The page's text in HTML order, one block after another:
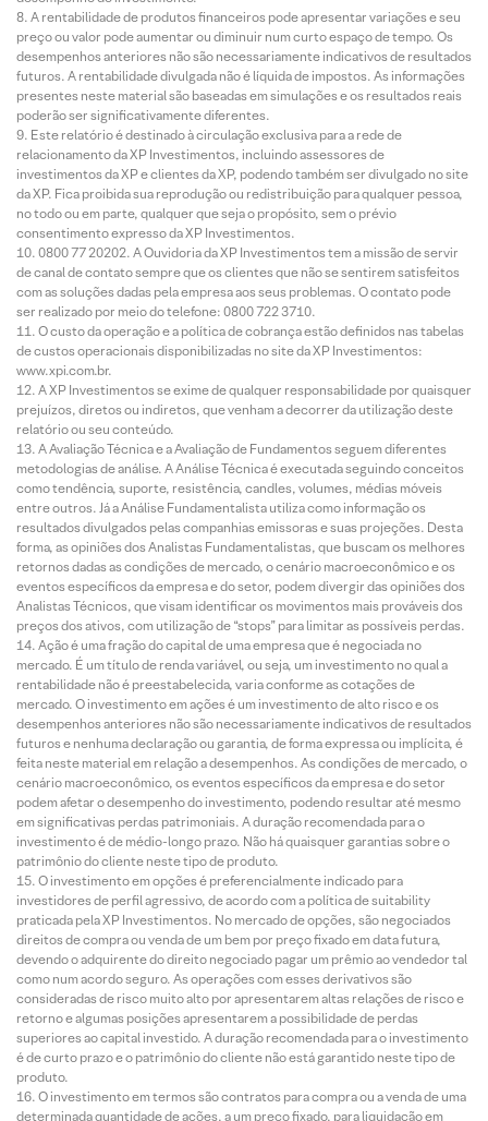
A rentabilidade de produtos financeiros pode apresentar variações e seu
preço ou valor pode aumentar ou diminuir num curto espaço de tempo. Os
desempenhos anteriores não são necessariamente indicativos de resultados
futuros. A rentabilidade divulgada não é líquida de impostos. As informações
presentes neste material são baseadas em simulações e os resultados reais
poderão ser significativamente diferentes.
Este relatório é destinado à circulação exclusiva para a rede de
relacionamento da XP Investimentos, incluindo assessores de
investimentos da XP e clientes da XP, podendo também ser divulgado no site
da XP. Fica proibida sua reprodução ou redistribuição para qualquer pessoa,
no todo ou em parte, qualquer que seja o propósito, sem o prévio
consentimento expresso da XP Investimentos.
0800 77 20202. A Ouvidoria da XP Investimentos tem a missão de servir
de canal de contato sempre que os clientes que não se sentirem satisfeitos
com as soluções dadas pela empresa aos seus problemas. O contato pode
ser realizado por meio do telefone: 0800 722 3710.
O custo da operação e a política de cobrança estão definidos nas tabelas
de custos operacionais disponibilizadas no site da XP Investimentos:
www.xpi.com.br.
A XP Investimentos se exime de qualquer responsabilidade por quaisquer
prejuízos, diretos ou indiretos, que venham a decorrer da utilização deste
relatório ou seu conteúdo.
A Avaliação Técnica e a Avaliação de Fundamentos seguem diferentes
metodologias de análise. A Análise Técnica é executada seguindo conceitos
como tendência, suporte, resistência, candles, volumes, médias móveis
entre outros. Já a Análise Fundamentalista utiliza como informação os
resultados divulgados pelas companhias emissoras e suas projeções. Desta
forma, as opiniões dos Analistas Fundamentalistas, que buscam os melhores
retornos dadas as condições de mercado, o cenário macroeconômico e os
eventos específicos da empresa e do setor, podem divergir das opiniões dos
Analistas Técnicos, que visam identificar os movimentos mais prováveis dos
preços dos ativos, com utilização de “stops” para limitar as possíveis perdas.
Ação é uma fração do capital de uma empresa que é negociada no
mercado. É um título de renda variável, ou seja, um investimento no qual a
rentabilidade não é preestabelecida, varia conforme as cotações de
mercado. O investimento em ações é um investimento de alto risco e os
desempenhos anteriores não são necessariamente indicativos de resultados
futuros e nenhuma declaração ou garantia, de forma expressa ou implícita, é
feita neste material em relação a desempenhos. As condições de mercado, o
cenário macroeconômico, os eventos específicos da empresa e do setor
podem afetar o desempenho do investimento, podendo resultar até mesmo
em significativas perdas patrimoniais. A duração recomendada para o
investimento é de médio-longo prazo. Não há quaisquer garantias sobre o
patrimônio do cliente neste tipo de produto.
O investimento em opções é preferencialmente indicado para
investidores de perfil agressivo, de acordo com a política de suitability
praticada pela XP Investimentos. No mercado de opções, são negociados
direitos de compra ou venda de um bem por preço fixado em data futura,
devendo o adquirente do direito negociado pagar um prêmio ao vendedor tal
como num acordo seguro. As operações com esses derivativos são
consideradas de risco muito alto por apresentarem altas relações de risco e
retorno e algumas posições apresentarem a possibilidade de perdas
superiores ao capital investido. A duração recomendada para o investimento
é de curto prazo e o patrimônio do cliente não está garantido neste tipo de
produto.
O investimento em termos são contratos para compra ou a venda de uma
determinada quantidade de ações, a um preço fixado, para liquidação em